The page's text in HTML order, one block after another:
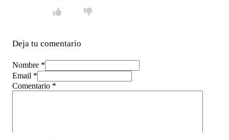
Deja tu comentario
Nombre *
Email *
Comentario *